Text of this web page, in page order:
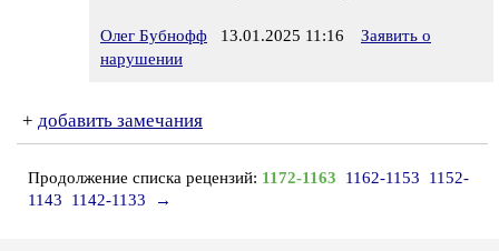
Олег Бубнофф 13.01.2025 11:16
Заявить о
нарушении
+ добавить замечания
Продолжение списка рецензий: 1172-1163 1162-1153
1152-
1143
1142-1133 →